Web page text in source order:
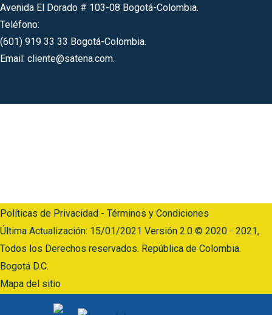
Avenida El Dorado # 103-08 Bogotá-Colombia.
Teléfono:
(601) 919 33 33 Bogotá-Colombia.
Email: cliente@satena.com.
Políticas de Privacidad - Términos y Condiciones
Última Actualización: 15/01/2021 Versión 2.0 © 2020 - 2021,
Todos los Derechos reservados. República de Colombia.
Bogotá D.C.
Mapa del sitio